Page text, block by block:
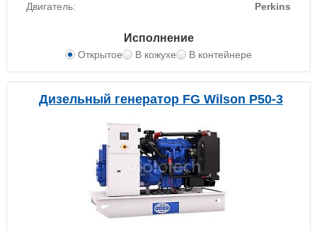
Двигатель:
Perkins
Исполнение
Открытое В кожухе В контейнере
Дизельный генератор FG Wilson P50-3